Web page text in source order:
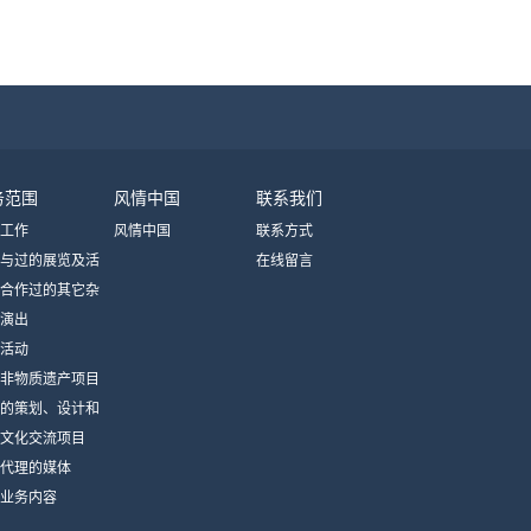
围
作
过的展览及活
作过的其它杂
出
动
物质遗产项目
策划、设计和
化交流项目
理的媒体
务内容
风情中国
风情中国
联系我们
联系方式
在线留言